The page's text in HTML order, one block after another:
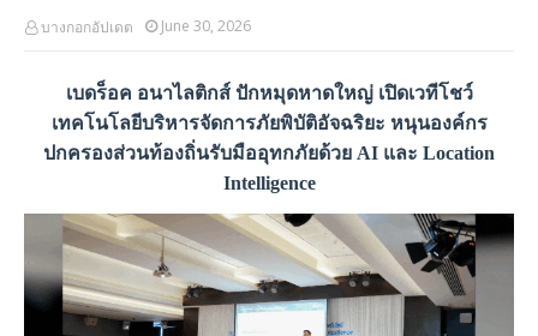
บางกอกอัปเดต June 30, 2026
เบดร็อค อนาไลติกส์ ปักหมุดหาดใหญ่ เปิดเวทีโชว์
เทคโนโลยีบริหารจัดการภัยพิบัติอัจฉริยะ หนุนองค์กร
ปกครองส่วนท้องถิ่นรับมืออุทกภัยด้วย AI และ Location
Intelligence